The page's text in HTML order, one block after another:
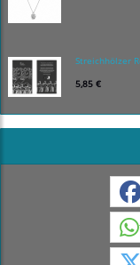
Streichhölzer
5,85 €